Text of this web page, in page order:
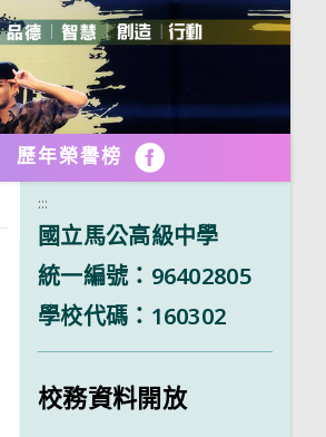
歷年榮譽榜 FB
:::
國立馬公高級中學
統一編號：96402805
學校代碼：160302
校務資料開放